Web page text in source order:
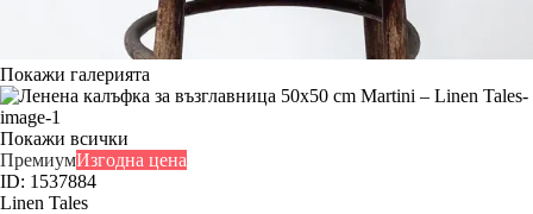
Покажи галерията
Покажи всички
ПремиумИзгодна цена
ID: 1537884
Linen Tales